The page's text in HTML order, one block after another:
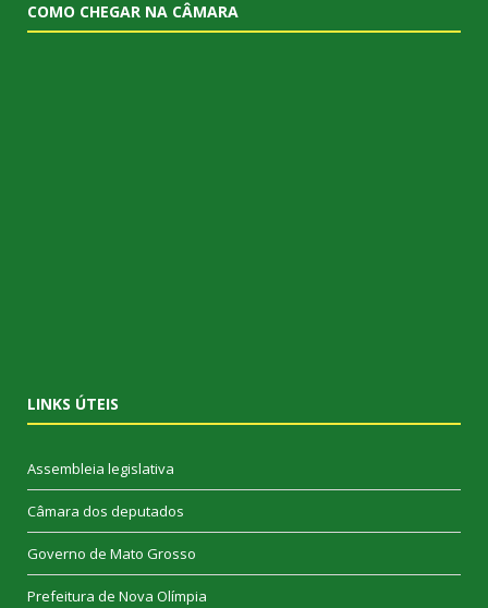
COMO CHEGAR NA CÂMARA
LINKS ÚTEIS
Assembleia legislativa
Câmara dos deputados
Governo de Mato Grosso
Prefeitura de Nova Olímpia